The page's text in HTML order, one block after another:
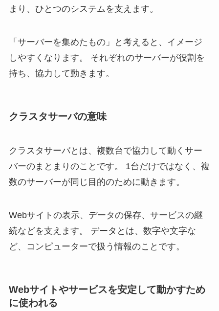
まり、ひとつのシステムを支えます。
「サーバーを集めたもの」と考えると、イメージ
しやすくなります。 それぞれのサーバーが役割を
持ち、協力して動きます。
クラスタサーバの意味
クラスタサーバとは、複数台で協力して動くサー
バーのまとまりのことです。 1台だけではなく、複
数のサーバーが同じ目的のために動きます。
Webサイトの表示、データの保存、サービスの継
続などを支えます。 データとは、数字や文字な
ど、コンピューターで扱う情報のことです。
Webサイトやサービスを安定して動かすため
に使われる